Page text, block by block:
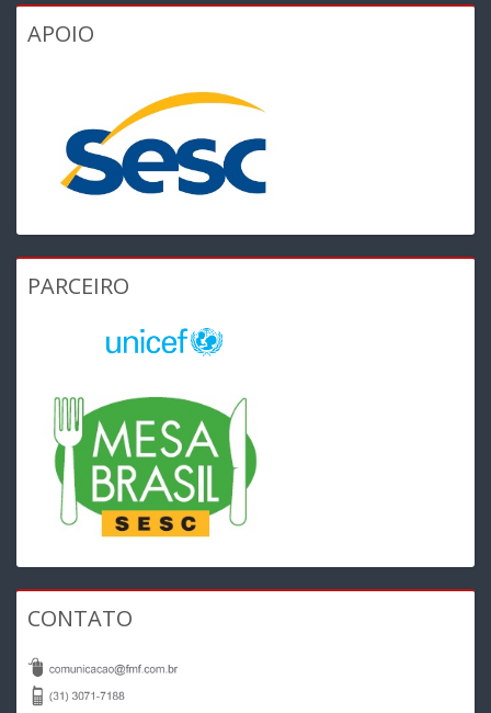
APOIO
PARCEIRO
CONTATO